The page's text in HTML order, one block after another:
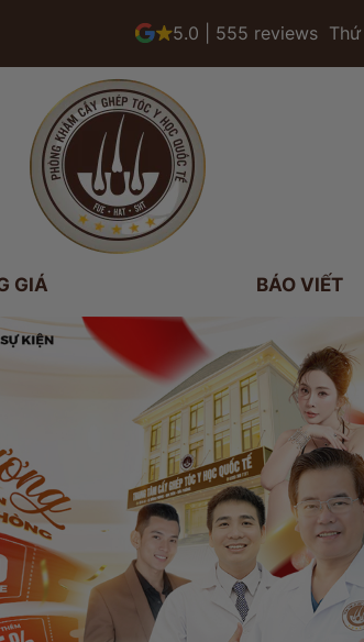
5.0 | 555 reviews
GIÁ BÁO VIẾT